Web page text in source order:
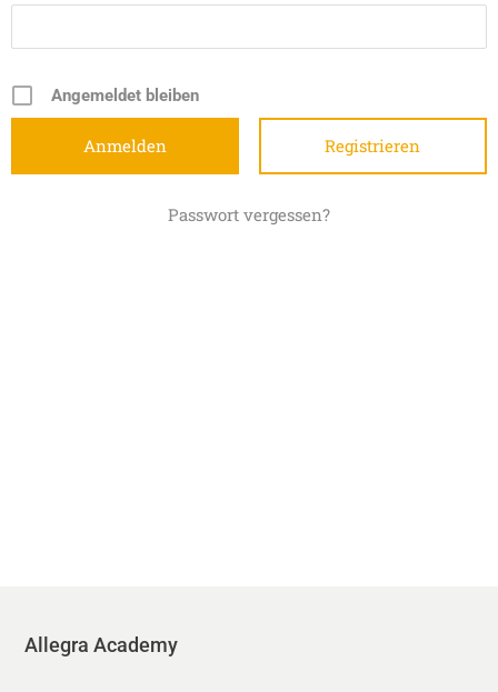
Angemeldet bleiben
Registrieren
Passwort vergessen?
Allegra Academy